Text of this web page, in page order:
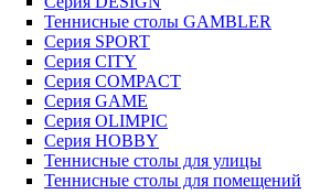
Теннисные столы GAMBLER
Серия SPORT
Серия CITY
Серия COMPACT
Серия GAME
Серия OLIMPIC
Серия HOBBY
Теннисные столы для улицы
Теннисные столы для помещений